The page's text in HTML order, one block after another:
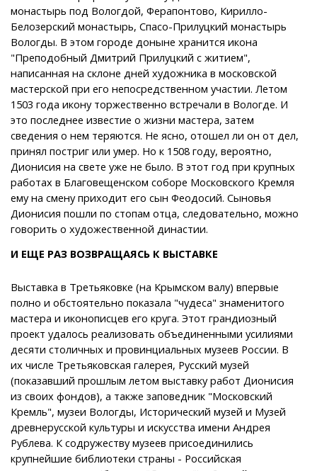
монастырь под Вологдой, Ферапонтово, Кирилло-
Белозерский монастырь, Спасо-Прилуцкий монастырь
Вологды. В этом городе доныне хранится икона
"Преподобный Дмитрий Прилуцкий с житием",
написанная на склоне дней художника в московской
мастерской при его непосредственном участии. Летом
1503 года икону торжественно встречали в Вологде. И
это последнее известие о жизни мастера, затем
сведения о нем теряются. Не ясно, отошел ли он от дел,
принял постриг или умер. Но к 1508 году, вероятно,
Дионисия на свете уже не было. В этот год при крупных
работах в Благовещенском соборе Московского Кремля
ему на смену приходит его сын Феодосий. Cыновья
Дионисия пошли по стопам отца, следовательно, можно
говорить о художественной династии.
И ЕЩЕ РАЗ ВОЗВРАЩАЯСЬ К ВЫСТАВКЕ
Выставка в Третьяковке (на Крымском валу) впервые
полно и обстоятельно показала "чудеса" знаменитого
мастера и иконописцев его круга. Этот грандиозный
проект удалось реализовать объединенными усилиями
десяти столичных и провинциальных музеев России. В
их числе Третьяковская галерея, Русский музей
(показавший прошлым летом выставку работ Дионисия
из своих фондов), а также заповедник "Московский
Кремль", музеи Вологды, Исторический музей и Музей
древнерусской культуры и искусства имени Андрея
Рублева. К содружеству музеев присоединились
крупнейшие библиотеки страны - Российская